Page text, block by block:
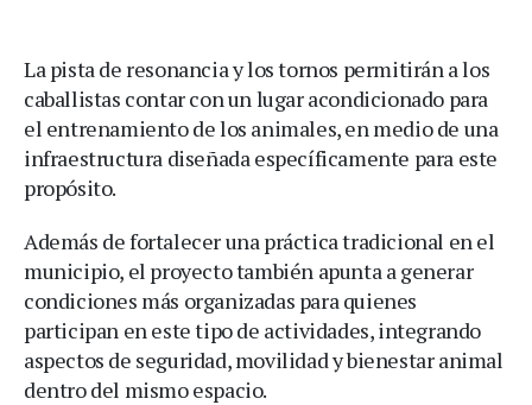
La pista de resonancia y los tornos permitirán a los
caballistas contar con un lugar acondicionado para
el entrenamiento de los animales, en medio de una
infraestructura diseñada específicamente para este
propósito.
Además de fortalecer una práctica tradicional en el
municipio, el proyecto también apunta a generar
condiciones más organizadas para quienes
participan en este tipo de actividades, integrando
aspectos de seguridad, movilidad y bienestar animal
dentro del mismo espacio.